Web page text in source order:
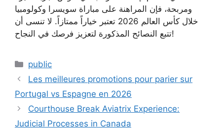
ومربحة، فإن المراهنة على مباراة سويسرا وكولومبيا
خلال كأس العالم 2026 تعتبر خياراً ممتازاً. لا تنسى أن
تتبع النصائح المذكورة لتعزيز فرصك في النجاح!
Kategoriler
public
Les meilleures promotions pour parier sur
Portugal vs Espagne en 2026
Courthouse Break Aviatrix Experience:
Judicial Processes in Canada